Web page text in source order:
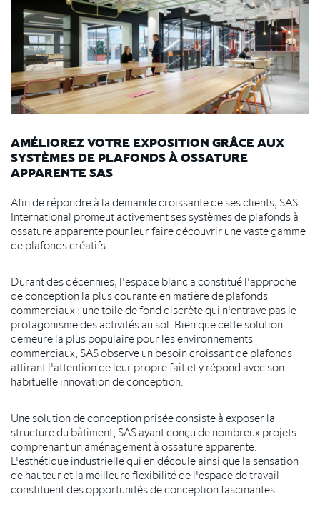
AMÉLIOREZ VOTRE EXPOSITION GRÂCE AUX
SYSTÈMES DE PLAFONDS À OSSATURE
APPARENTE SAS
Afin de répondre à la demande croissante de ses clients, SAS
International promeut activement ses systèmes de plafonds à
ossature apparente pour leur faire découvrir une vaste gamme
de plafonds créatifs.
Durant des décennies, l'espace blanc a constitué l'approche
de conception la plus courante en matière de plafonds
commerciaux : une toile de fond discrète qui n'entrave pas le
protagonisme des activités au sol. Bien que cette solution
demeure la plus populaire pour les environnements
commerciaux, SAS observe un besoin croissant de plafonds
attirant l'attention de leur propre fait et y répond avec son
habituelle innovation de conception.
Une solution de conception prisée consiste à exposer la
structure du bâtiment, SAS ayant conçu de nombreux projets
comprenant un aménagement à ossature apparente.
L'esthétique industrielle qui en découle ainsi que la sensation
de hauteur et la meilleure flexibilité de l'espace de travail
constituent des opportunités de conception fascinantes.